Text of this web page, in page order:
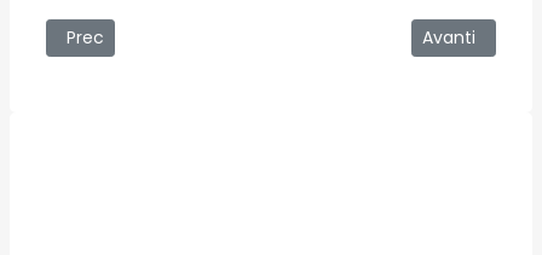
Articolo precedente: Scilla e Cariddi. I mostri dello stretto
Prec Articolo
Avanti